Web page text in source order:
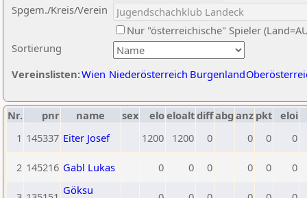
Sortierung
Spgem./Kreis/Verein
Nur "österreichische" Spieler
Vereinslisten:Wien Niederösterreich Burgenland
Nr. pnr name sex eloeloaltdiffabg anz pkt eloi
1 145337 Eiter Josef 1200 1200 0 0 0 0
2 145216 Gabl Lukas 0 0 0 0 0 0
Göksu